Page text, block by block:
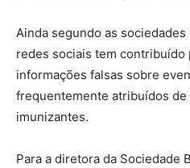
Ainda segundo as
redes sociais tem contribuído
informações falsas sobre
frequentemente atribuídos de
imunizantes.
Para a diretora da Sociedade